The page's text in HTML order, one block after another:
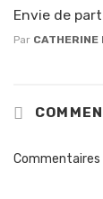
Envie de
Par CATHERINE